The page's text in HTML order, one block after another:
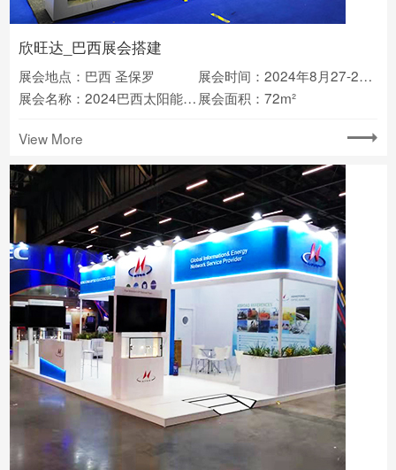
欣旺达_巴西展会搭建
展会地点：巴西 圣保罗
展会时间：2024年8月27-29日
展会名称：2024巴西太阳能及智慧储能展intersolar 展会面积：72m²
View More